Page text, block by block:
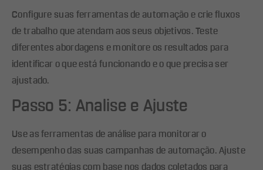
Configure suas ferramentas de automação e crie fluxos
de trabalho que atendam aos seus objetivos. Teste
diferentes abordagens e monitore os resultados para
identificar o que está funcionando e o que precisa ser
ajustado.
Passo 5: Analise e Ajuste
Use as ferramentas de análise para monitorar o
desempenho das suas campanhas de automação. Ajuste
suas estratégias com base nos dados coletados para